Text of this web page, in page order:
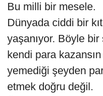
Bu milli bir mesele.
Dünyada ciddi bir
yaşanıyor. Böyle
kendi para
yemediği şeyden
etmek doğru değil.